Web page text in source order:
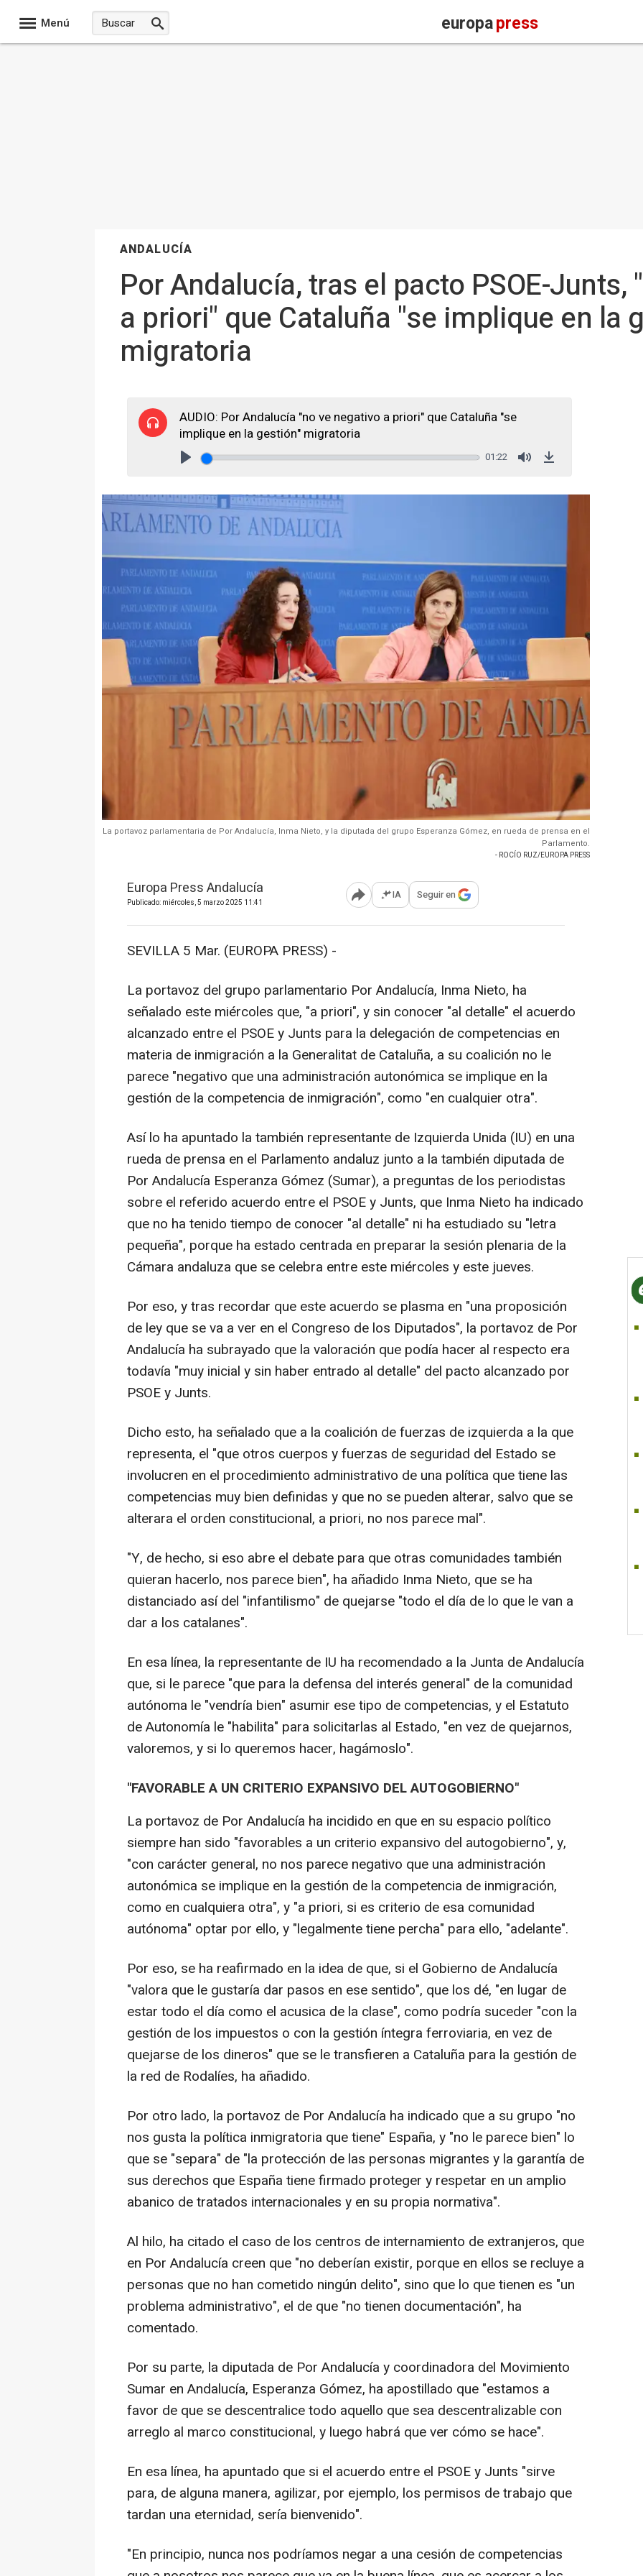
Menú europapress
ANDALUCÍA
Por Andalucía, tras el pacto PSOE-Junts,
a priori" que Cataluña "se implique en la
migratoria
AUDIO: Por Andalucía "no ve negativo a priori" que Cataluña "se
implique en la gestión" migratoria
01:22
La portavoz parlamentaria de Por Andalucía, Inma Nieto, y la diputada del grupo Esperanza Gómez, en rueda de prensa en el
Parlamento.
- ROCÍO RUZ/EUROPA PRESS
Europa Press Andalucía
Publicado: miércoles, 5 marzo 2025 11:41 Abrir opciones para compartir
IA Seguir en
SEVILLA 5 Mar. (EUROPA PRESS) -
La portavoz del grupo parlamentario Por Andalucía, Inma Nieto, ha
señalado este miércoles que, "a priori", y sin conocer "al detalle" el acuerdo
alcanzado entre el PSOE y Junts para la delegación de competencias en
materia de inmigración a la Generalitat de Cataluña, a su coalición no le
parece "negativo que una administración autonómica se implique en la
gestión de la competencia de inmigración", como "en cualquier otra".
Así lo ha apuntado la también representante de Izquierda Unida (IU) en una
rueda de prensa en el Parlamento andaluz junto a la también diputada de
Por Andalucía Esperanza Gómez (Sumar), a preguntas de los periodistas
sobre el referido acuerdo entre el PSOE y Junts, que Inma Nieto ha indicado
que no ha tenido tiempo de conocer "al detalle" ni ha estudiado su "letra
pequeña", porque ha estado centrada en preparar la sesión plenaria de la
Cámara andaluza que se celebra entre este miércoles y este jueves.
Por eso, y tras recordar que este acuerdo se plasma en "una proposición
de ley que se va a ver en el Congreso de los Diputados", la portavoz de Por
Andalucía ha subrayado que la valoración que podía hacer al respecto era
todavía "muy inicial y sin haber entrado al detalle" del pacto alcanzado por
PSOE y Junts.
Dicho esto, ha señalado que a la coalición de fuerzas de izquierda a la que
representa, el "que otros cuerpos y fuerzas de seguridad del Estado se
involucren en el procedimiento administrativo de una política que tiene las
competencias muy bien definidas y que no se pueden alterar, salvo que se
alterara el orden constitucional, a priori, no nos parece mal".
"Y, de hecho, si eso abre el debate para que otras comunidades también
quieran hacerlo, nos parece bien", ha añadido Inma Nieto, que se ha
distanciado así del "infantilismo" de quejarse "todo el día de lo que le van a
dar a los catalanes".
En esa línea, la representante de IU ha recomendado a la Junta de Andalucía
que, si le parece "que para la defensa del interés general" de la comunidad
autónoma le "vendría bien" asumir ese tipo de competencias, y el Estatuto
de Autonomía le "habilita" para solicitarlas al Estado, "en vez de quejarnos,
valoremos, y si lo queremos hacer, hagámoslo".
"FAVORABLE A UN CRITERIO EXPANSIVO DEL AUTOGOBIERNO"
La portavoz de Por Andalucía ha incidido en que en su espacio político
siempre han sido "favorables a un criterio expansivo del autogobierno", y,
"con carácter general, no nos parece negativo que una administración
autonómica se implique en la gestión de la competencia de inmigración,
como en cualquiera otra", y "a priori, si es criterio de esa comunidad
autónoma" optar por ello, y "legalmente tiene percha" para ello, "adelante".
Por eso, se ha reafirmado en la idea de que, si el Gobierno de Andalucía
"valora que le gustaría dar pasos en ese sentido", que los dé, "en lugar de
estar todo el día como el acusica de la clase", como podría suceder "con la
gestión de los impuestos o con la gestión íntegra ferroviaria, en vez de
quejarse de los dineros" que se le transfieren a Cataluña para la gestión de
la red de Rodalíes, ha añadido.
Por otro lado, la portavoz de Por Andalucía ha indicado que a su grupo "no
nos gusta la política inmigratoria que tiene" España, y "no le parece bien" lo
que se "separa" de "la protección de las personas migrantes y la garantía de
sus derechos que España tiene firmado proteger y respetar en un amplio
abanico de tratados internacionales y en su propia normativa".
Al hilo, ha citado el caso de los centros de internamiento de extranjeros, que
en Por Andalucía creen que "no deberían existir, porque en ellos se recluye a
personas que no han cometido ningún delito", sino que lo que tienen es "un
problema administrativo", el de que "no tienen documentación", ha
comentado.
Por su parte, la diputada de Por Andalucía y coordinadora del Movimiento
Sumar en Andalucía, Esperanza Gómez, ha apostillado que "estamos a
favor de que se descentralice todo aquello que sea descentralizable con
arreglo al marco constitucional, y luego habrá que ver cómo se hace".
En esa línea, ha apuntado que si el acuerdo entre el PSOE y Junts "sirve
para, de alguna manera, agilizar, por ejemplo, los permisos de trabajo que
tardan una eternidad, sería bienvenido".
"En principio, nunca nos podríamos negar a una cesión de competencias